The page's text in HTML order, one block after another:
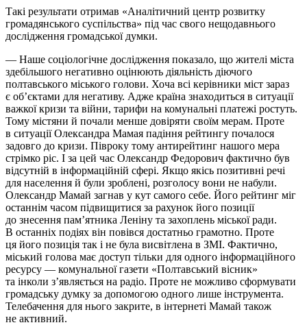
Такі результати отримав «Аналітичний центр розвитку
громадянського суспільства» під час свого нещодавнього
дослідження громадської думки.
— Наше соціологічне дослідження показало, що жителі міста
здебільшого негативно оцінюють діяльність діючого
полтавського міського голови. Хоча всі керівники міст зараз
є об’єктами для негативу. Адже країна знаходиться в ситуації
важкої кризи та війни, тарифи на комунальні платежі ростуть.
Тому містяни й почали менше довіряти своїм мерам. Проте
в ситуації Олександра Мамая падіння рейтингу почалося
задовго до кризи. Півроку тому антирейтинг нашого мера
стрімко ріс. І за цей час Олександр Федорович фактично був
відсутній в інформаційній сфері. Якщо якісь позитивні речі
для населення й були зроблені, розголосу вони не набули.
Олександр Мамай загнав у кут самого себе. Його рейтинг міг
останнім часом підвищитися за рахунок його позиції
до знесення пам’ятника Леніну та захоплень міської ради.
В останніх подіях він повівся достатньо грамотно. Проте
ця його позиція так і не була висвітлена в ЗМІ. Фактично,
міський голова має доступ тільки для одного інформаційного
ресурсу — комунальної газети «Полтавський вісник»
та інколи з’являється на радіо. Проте не можливо сформувати
громадську думку за допомогою одного лише інструмента.
Телебачення для нього закрите, в інтернеті Мамай також
не активний.